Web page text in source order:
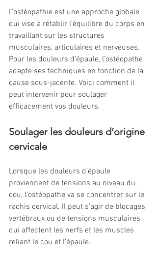
L’ostéopathie est une approche globale
qui vise à rétablir l’équilibre du corps en
travaillant sur les structures
musculaires, articulaires et nerveuses.
Pour les douleurs d’épaule, l’ostéopathe
adapte ses techniques en fonction de la
cause sous-jacente. Voici comment il
peut intervenir pour soulager
efficacement vos douleurs.
Soulager les douleurs d’origine
cervicale
Lorsque les douleurs d’épaule
proviennent de tensions au niveau du
cou, l’ostéopathe va se concentrer sur le
rachis cervical. Il peut s'agir de blocages
vertébraux ou de tensions musculaires
qui affectent les nerfs et les muscles
reliant le cou et l’épaule.